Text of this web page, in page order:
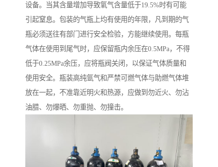
设备。当其含量增加导致氧气含量低于19.5%时有可能
引起窒息。包装的气瓶上均有使用的年限，凡到期的气
瓶必须送往有部门进行安全检验，方能继续使用。每瓶
气体在使用到尾气时，应保留瓶内余压在0.5MPa，不得
低于0.25MPa余压，应将瓶阀关闭，以保证气体质量和
使用安全。瓶装高纯氩气和严禁可燃气体与助燃气体堆
放在一起，不准靠近明火和热源，应做到勿近火、勿沾
油腊、勿爆晒、勿重抛、勿撞击。